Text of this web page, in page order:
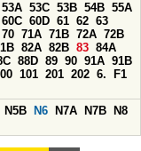
53A 53C 53B 54B 55A
60C 60D 61 62 63
70 71A 71B 72A 72B
82A 82B 83 84A
88D 89 90 91A 91B
101 201 202 6.
F1
N5B N6 N7A N7B
N8